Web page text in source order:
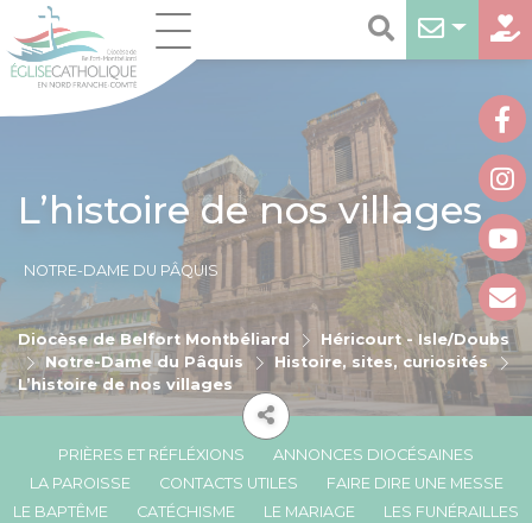
L’histoire de nos villages
NOTRE-DAME DU PÂQUIS
Diocèse de Belfort Montbéliard
Héricourt - Isle/Doubs
Notre-Dame du Pâquis
Histoire, sites, curiosités
L’histoire de nos villages
PRIÈRES ET RÉFLÉXIONS
ANNONCES DIOCÉSAINES
LA PAROISSE
CONTACTS UTILES
FAIRE DIRE UNE MESSE
LE BAPTÊME
CATÉCHISME LE MARIAGE
LES FUNÉRAILLES